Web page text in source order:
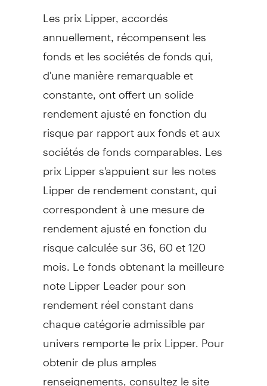
Les prix Lipper, accordés
annuellement, récompensent les
fonds et les sociétés de fonds qui,
d'une manière remarquable et
constante, ont offert un solide
rendement ajusté en fonction du
risque par rapport aux fonds et aux
sociétés de fonds comparables. Les
prix Lipper s'appuient sur les notes
Lipper de rendement constant, qui
correspondent à une mesure de
rendement ajusté en fonction du
risque calculée sur 36, 60 et 120
mois. Le fonds obtenant la meilleure
note Lipper Leader pour son
rendement réel constant dans
chaque catégorie admissible par
univers remporte le prix Lipper. Pour
obtenir de plus amples
renseignements, consultez le site